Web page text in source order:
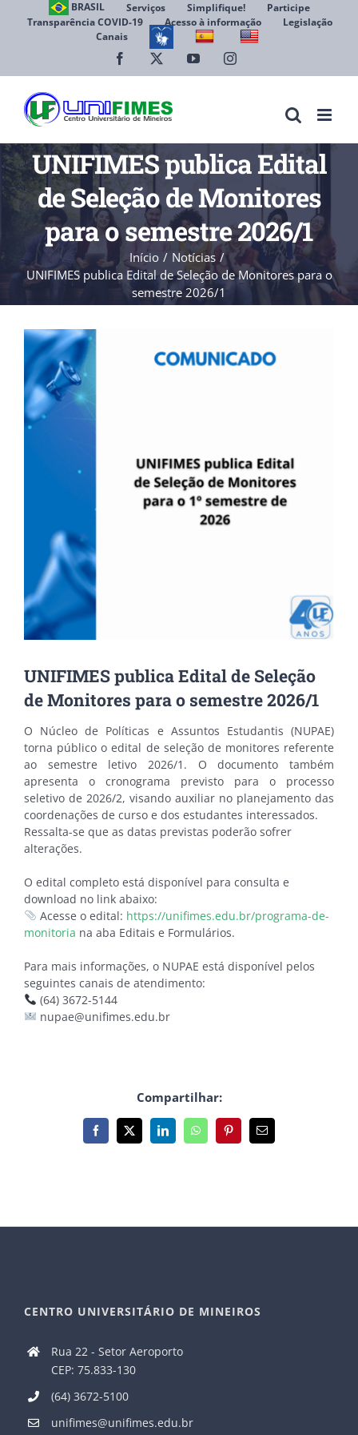
BRASIL Serviços Simplifique!
Participe
Transparência COVID-19
Acesso à informação
Legislação
Canais
Facebook YouTubeInstagram
UNIFIMES publica Edital
de Seleção de Monitores
para o semestre 2026/1
Início
Notícias
UNIFIMES publica Edital de Seleção de Monitores para o
semestre 2026/1
View
Larger
Image
UNIFIMES publica Edital de Seleção
de Monitores para o semestre 2026/1
O Núcleo de Políticas e Assuntos Estudantis (NUPAE)
torna público o edital de seleção de monitores referente
ao semestre letivo 2026/1. O documento também
apresenta o cronograma previsto para o processo
seletivo de 2026/2, visando auxiliar no planejamento das
coordenações de curso e dos estudantes interessados.
Ressalta-se que as datas previstas poderão sofrer
alterações.
O edital completo está disponível para consulta e
download no link abaixo:
Acesse o edital: https://unifimes.edu.br/programa-de-
monitoria na aba Editais e Formulários.
Para mais informações, o NUPAE está disponível pelos
seguintes canais de atendimento:
(64) 3672-5144
nupae@unifimes.edu.br
Compartilhar:
Facebook
X LinkedInWhatsAppPinterest
E-
mail
CENTRO UNIVERSITÁRIO DE MINEIROS
Rua 22 - Setor Aeroporto
CEP: 75.833-130
(64) 3672-5100
unifimes@unifimes.edu.br